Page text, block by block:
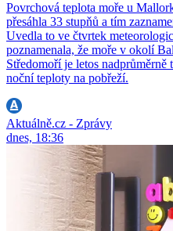
Povrchová teplota moře u
přesáhla 33 stupňů a tím
Uvedla to ve čtvrtek
poznamenala, že moře v okolí
Středomoří je letos
noční teploty na pobřeží.
Aktuálně.cz - Zprávy
dnes, 18:36